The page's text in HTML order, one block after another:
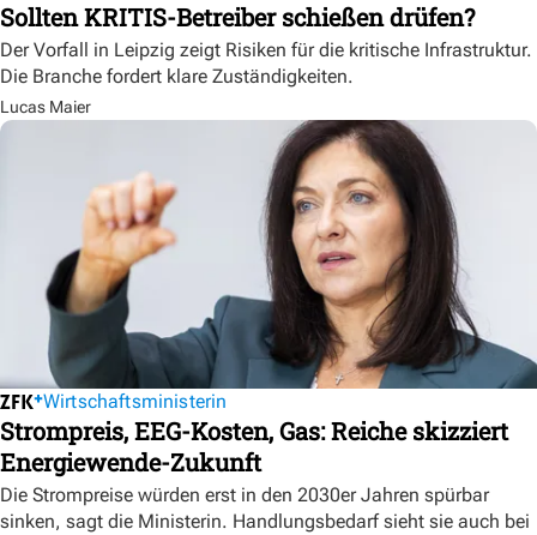
Sollten KRITIS-Betreiber schießen drüfen?
Der Vorfall in Leipzig zeigt Risiken für die kritische Infrastruktur.
Die Branche fordert klare Zuständigkeiten.
Lucas Maier
Wirtschaftsministerin
Strompreis, EEG-Kosten, Gas: Reiche skizziert
Energiewende-Zukunft
Die Strompreise würden erst in den 2030er Jahren spürbar
sinken, sagt die Ministerin. Handlungsbedarf sieht sie auch bei